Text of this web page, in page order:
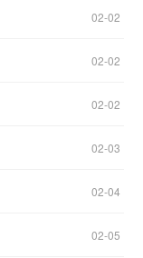
02-02
02-02
02-02
02-03
02-04
02-05